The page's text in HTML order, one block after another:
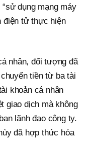
dụng mạng máy
điện tử thực hiện
nhân, đối tượng đã
tiền từ ba tài
khoản cá nhân
giao dịch mà không
lãnh đạo công ty.
đã hợp thức hóa